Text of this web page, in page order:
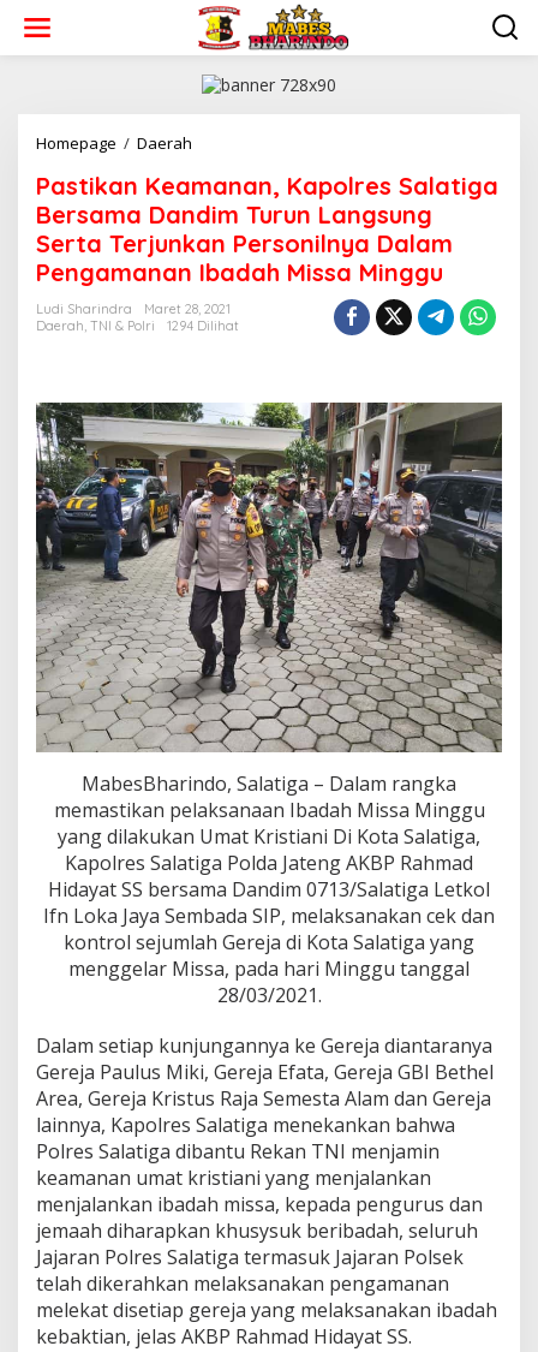
w
Homepage / Daerah
s
t
i
k
a
K
e
a
n
a
n
,
K
a
p
o
l
e
s
S
a
l
a
i
g
a
B
e
r
s
a
m
n
d
i
m
T
u
r
u
n
a
n
g
s
Pastikan Keamanan, Kapolres Salatiga
Bersama Dandim Turun Langsung
Serta Terjunkan Personilnya Dalam
Pengamanan Ibadah Missa Minggu
Ludi Sharindra
Maret 28, 2021
Daerah, TNI & Polri 1294 Dilihat
MabesBharindo, Salatiga – Dalam rangka
memastikan pelaksanaan Ibadah Missa Minggu
yang dilakukan Umat Kristiani Di Kota Salatiga,
Kapolres Salatiga Polda Jateng AKBP Rahmad
Hidayat SS bersama Dandim 0713/Salatiga Letkol
Ifn Loka Jaya Sembada SIP, melaksanakan cek dan
kontrol sejumlah Gereja di Kota Salatiga yang
menggelar Missa, pada hari Minggu tanggal
28/03/2021.
Dalam setiap kunjungannya ke Gereja diantaranya
Gereja Paulus Miki, Gereja Efata, Gereja GBI Bethel
Area, Gereja Kristus Raja Semesta Alam dan Gereja
lainnya, Kapolres Salatiga menekankan bahwa
Polres Salatiga dibantu Rekan TNI menjamin
keamanan umat kristiani yang menjalankan
menjalankan ibadah missa, kepada pengurus dan
jemaah diharapkan khusysuk beribadah, seluruh
Jajaran Polres Salatiga termasuk Jajaran Polsek
telah dikerahkan melaksanakan pengamanan
melekat disetiap gereja yang melaksanakan ibadah
kebaktian, jelas AKBP Rahmad Hidayat SS.